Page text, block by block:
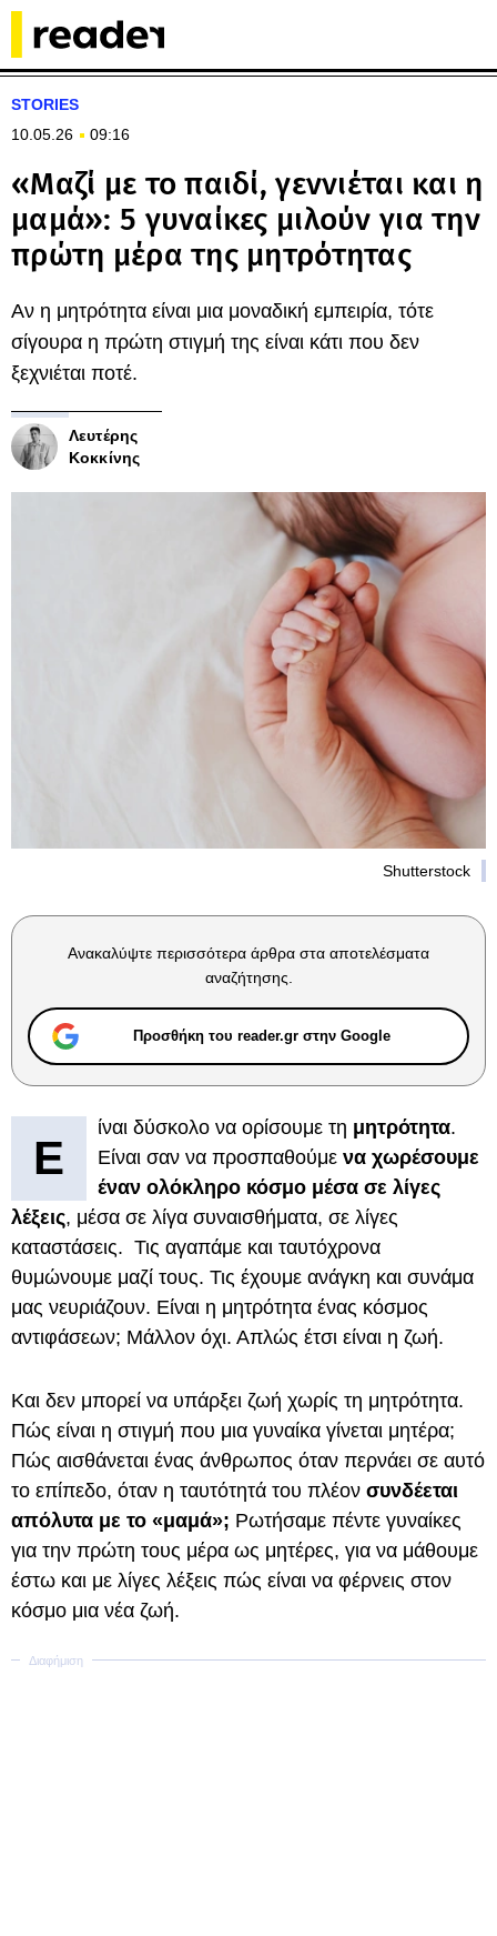
STORIES
10.05.26
09:16
«Μαζί με το παιδί, γεννιέται και η
μαμά»: 5 γυναίκες μιλούν για την
πρώτη μέρα της μητρότητας
Αν η μητρότητα είναι μια μοναδική εμπειρία, τότε
σίγουρα η πρώτη στιγμή της είναι κάτι που δεν
ξεχνιέται ποτέ.
Λευτέρης
Κοκκίνης
Shutterstock
Ανακαλύψτε περισσότερα άρθρα στα αποτελέσματα
αναζήτησης.
Προσθήκη του reader.gr στην Google
Ε
ίναι δύσκολο να ορίσουμε τη μητρότητα.
Είναι σαν να προσπαθούμε να χωρέσουμε
έναν ολόκληρο κόσμο μέσα σε λίγες
λέξεις, μέσα σε λίγα συναισθήματα, σε λίγες
καταστάσεις. Τις αγαπάμε και ταυτόχρονα
θυμώνουμε μαζί τους. Τις έχουμε ανάγκη και συνάμα
μας νευριάζουν. Είναι η μητρότητα ένας κόσμος
αντιφάσεων; Μάλλον όχι. Απλώς έτσι είναι η ζωή.
Και δεν μπορεί να υπάρξει ζωή χωρίς τη μητρότητα.
Πώς είναι η στιγμή που μια γυναίκα γίνεται μητέρα;
Πώς αισθάνεται ένας άνθρωπος όταν περνάει σε αυτό
το επίπεδο, όταν η ταυτότητά του πλέον συνδέεται
απόλυτα με το «μαμά»; Ρωτήσαμε πέντε γυναίκες
για την πρώτη τους μέρα ως μητέρες, για να μάθουμε
έστω και με λίγες λέξεις πώς είναι να φέρνεις στον
κόσμο μια νέα ζωή.